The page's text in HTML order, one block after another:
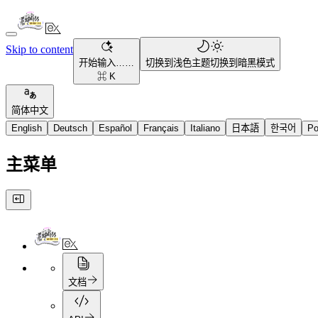
Skip to content
开始输入……
⌘ K
切换到浅色主题切换到暗黑模式
简体中文
English
Deutsch Español Français Italiano 日本語 한국어
主菜单
文档